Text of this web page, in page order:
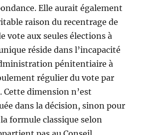
Elle aurait également
raison du recentrage de
vote aux seules élections à
réside dans l’incapacité
pénitentiaire à
régulier du vote par
Cette dimension n’est
dans la décision, sinon pour
formule classique selon